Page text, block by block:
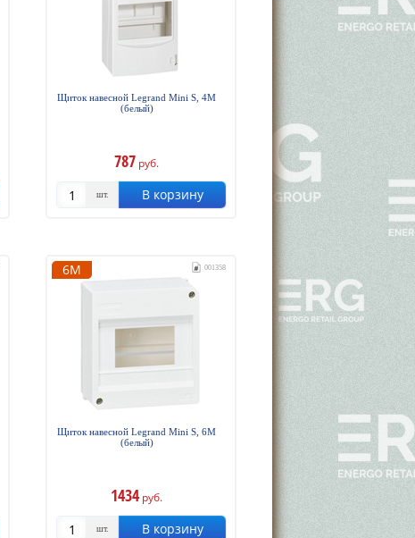
Щиток навесной Legrand Mini S, 4М
(белый)
787 руб.
шт. В корзину
6М
Щиток навесной Legrand Mini S, 6М
(белый)
001358
1434 руб.
шт. В корзину